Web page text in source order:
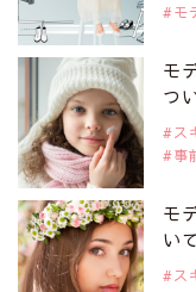
2019年9月29日
注目モデルを1名追加い
是非ご覧ください。
注目モデル 水原佑果
2019年9月29日
注目モデルを1名追加い
是非ご覧ください。
注目モデル CHIHARU
モ
モ
つ
ス
事
モ
いて
ス